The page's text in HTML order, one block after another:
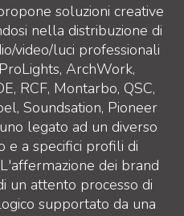
soluzioni creative
nella distribuzione di
video/luci professionali
ArchWork,
RCF, Montarbo, QSC,
Soundsation, Pioneer
legato ad un diverso
e a specifici profili di
dei brand
un attento processo di
supportato da una